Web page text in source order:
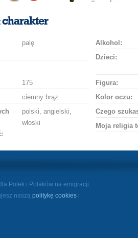
uśmiechbuziaka
palę Alkohol:
Dzieci:
175 Figura:
ciemny brąz Kolor oczu:
polski, angielski,
włoski
Czego
Moja religia
Polek i Polaków na emigracji.
naszą politykę cookies i